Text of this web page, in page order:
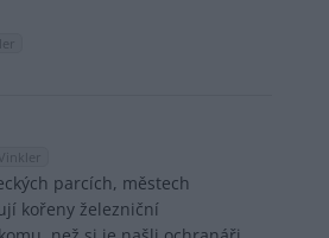
parcích, městech
kořeny železniční